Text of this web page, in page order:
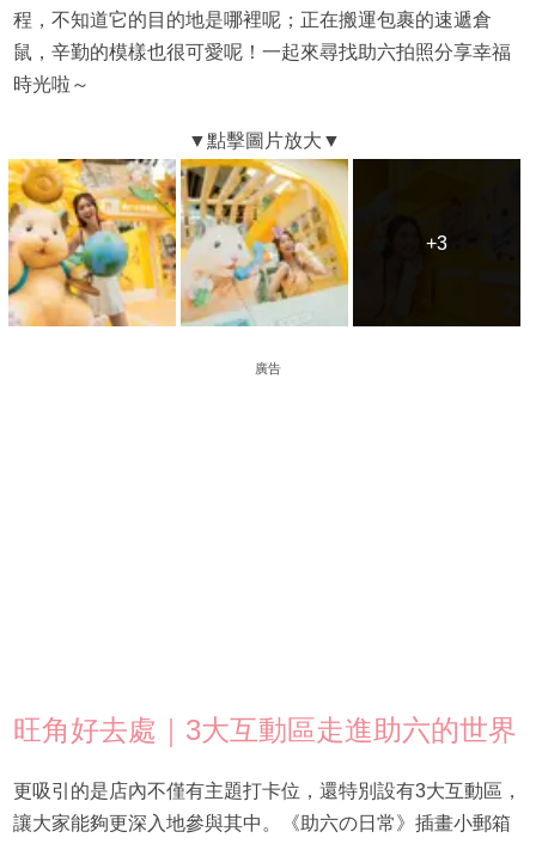
程，不知道它的目的地是哪裡呢；正在搬運包裹的速遞倉
鼠，辛勤的模樣也很可愛呢！一起來尋找助六拍照分享幸福
時光啦～
+3
+3
廣告
旺角好去處｜3大互動區走進助六的世界
更吸引的是店內不僅有主題打卡位，還特別設有3大互動區，
讓大家能夠更深入地參與其中。《助六の日常》插畫小郵箱